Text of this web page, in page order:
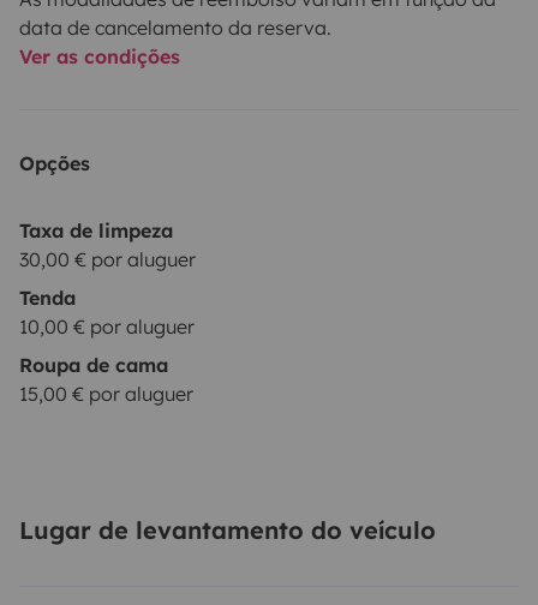
data de cancelamento da reserva.
Ver as condições
Opções
Taxa de limpeza
30,00 € por aluguer
Tenda
10,00 € por aluguer
Roupa de cama
15,00 € por aluguer
Lugar de levantamento do veículo